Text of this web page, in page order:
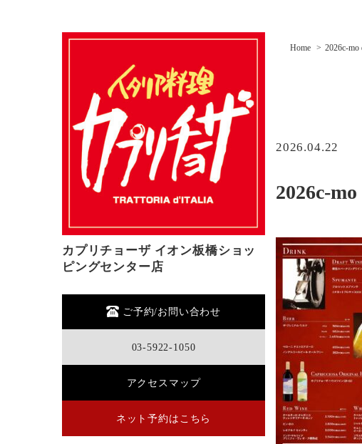
カプリチョーザ イオン板橋ショッ
ピングセンター店
ご予約/お問い合わせ
03-5922-1050
アクセスマップ
ネット予約はこちら
Home 2026c-mo
2026.04.22
2026c-